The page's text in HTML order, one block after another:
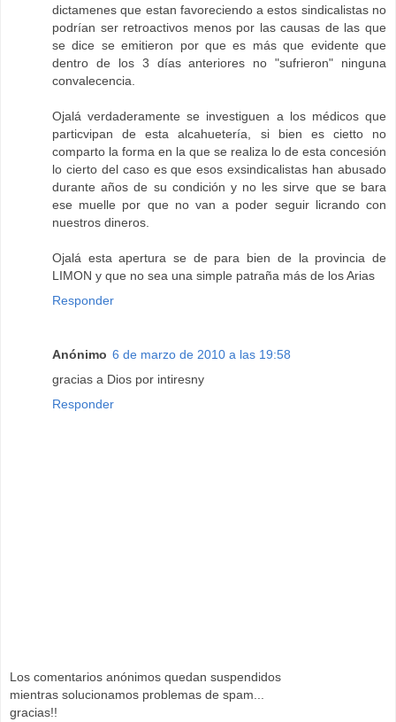
dictamenes que estan favoreciendo a estos sindicalistas no
podrían ser retroactivos menos por las causas de las que
se dice se emitieron por que es más que evidente que
dentro de los 3 días anteriores no "sufrieron" ninguna
convalecencia.
Ojalá verdaderamente se investiguen a los médicos que
particvipan de esta alcahuetería, si bien es cietto no
comparto la forma en la que se realiza lo de esta concesión
lo cierto del caso es que esos exsindicalistas han abusado
durante años de su condición y no les sirve que se bara
ese muelle por que no van a poder seguir licrando con
nuestros dineros.
Ojalá esta apertura se de para bien de la provincia de
LIMON y que no sea una simple patraña más de los Arias
Responder
Anónimo 6 de marzo de 2010 a las 19:58
gracias a Dios por intiresny
Responder
Los comentarios anónimos quedan suspendidos
mientras solucionamos problemas de spam...
gracias!!